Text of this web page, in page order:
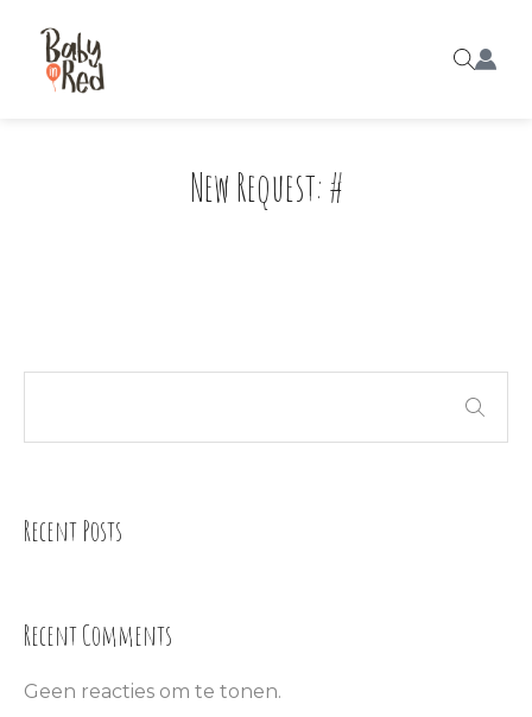
New Request: #
Recent Posts
Recent Comments
Geen reacties om te tonen.